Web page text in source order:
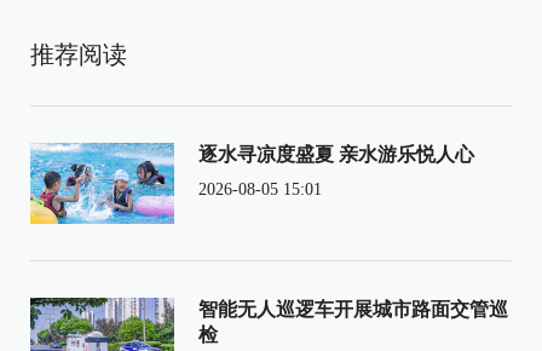
推荐阅读
逐水寻凉度盛夏 亲水游乐悦人心
2026-08-05 15:01
智能无人巡逻车开展城市路面交管巡
检